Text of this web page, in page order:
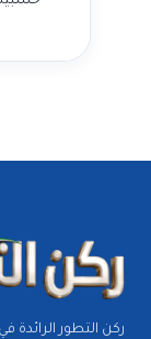
ركن التطور الرائدة